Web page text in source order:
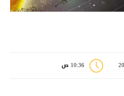
10:36 ص